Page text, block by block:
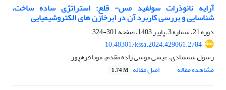
آرایه نانوذرات سولفید مس- قلع: استراتژی ساده ساخت،
شناسایی و بررسی کاربرد آن در ابرخازن های الکتروشیمیایی
دوره 21، شماره 3، پاییز 1403، صفحه
301-324
10.48301/kssa.2024.429061.2784
رسول شمشادی، عیسی موسی زاده مقدم، مونا فرهپور
مشاهده مقاله
اصل مقاله 1.74 M